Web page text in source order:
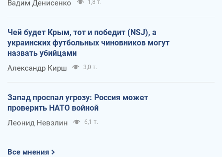
Вадим Денисенко 1,8 т.
Чей будет Крым, тот и победит (NSJ), а
украинских футбольных чиновников могут
назвать убийцами
Александр Кирш 3,0 т.
Запад проспал угрозу: Россия может
проверить НАТО войной
Леонид Невзлин 6,1 т.
Все мнения